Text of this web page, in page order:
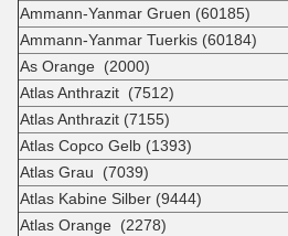
Ammann-Yanmar Gruen (60185)
Ammann-Yanmar Tuerkis (60184)
As Orange (2000)
Atlas Anthrazit (7512)
Atlas Anthrazit (7155)
Atlas Copco Gelb (1393)
Atlas Grau (7039)
Atlas Kabine Silber (9444)
Atlas Orange (2278)